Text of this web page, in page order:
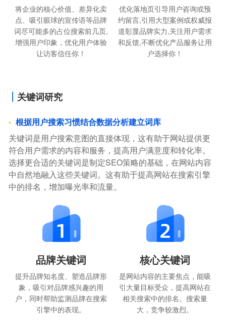
将企业的核心价值、差异化卖
点、吸引眼球的宣传语等品牌
词尽可能多的占位搜索前几页,
增强用户印象，优化用户体验
让访客信任你！
优化落地页引导用户咨询或预
约留言,引用大型案例或权威报
道彰显品牌实力,关注用户需求
和反馈,不断优化产品服务让用
户选择你！
关键词研究
根据用户搜索习惯结合数据分析建立词库
关键词是用户搜索意图的直接体现，这有助于网站提供更
符合用户需求的内容和服务，提高用户满意度和转化率。
选择更合适的关键词是制定SEO策略的基础，在网站内容
中自然地融入这些关键词。这有助于提高网站在搜索引擎
中的排名，增加曝光率和流量。
品牌关键词
提升品牌知名度、塑造品牌形
象，吸引对品牌感兴趣的用
户，同时帮助监测品牌在搜索
引擎中的表现。
核心关键词
是网站内容的主要焦点，能吸
引大量目标受众，提高网站在
相关搜索中的排名。搜索量
大，竞争较激烈。